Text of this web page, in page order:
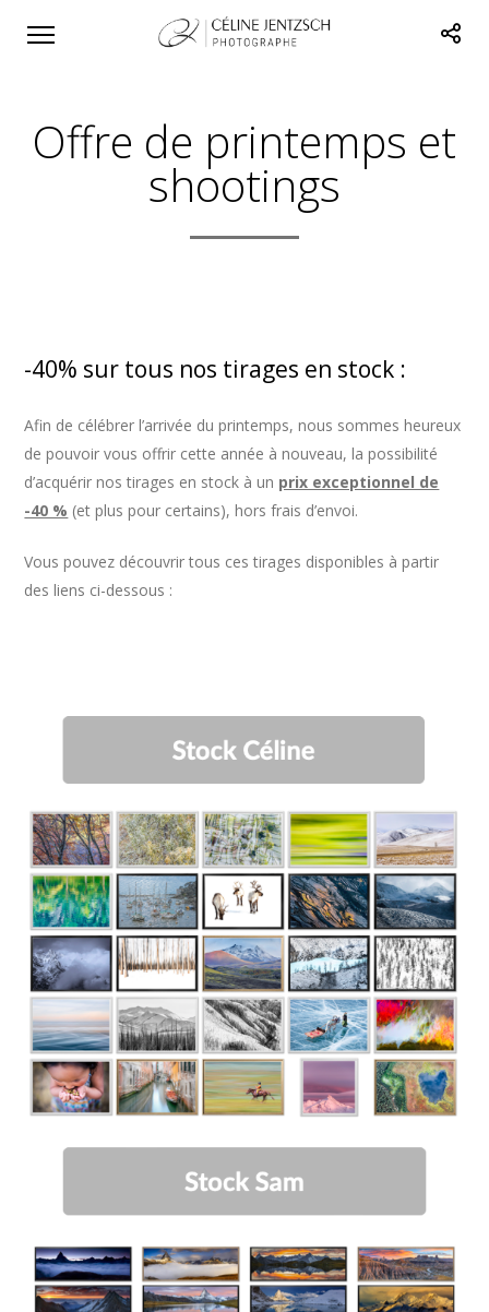
Offre de printemps et
shootings
-40% sur tous nos tirages en stock :
Afin de célébrer l’arrivée du printemps, nous sommes heureux
de pouvoir vous offrir cette année à nouveau, la possibilité
d’acquérir nos tirages en stock à un prix exceptionnel de
-40 % (et plus pour certains), hors frais d’envoi.
Vous pouvez découvrir tous ces tirages disponibles à partir
des liens ci-dessous :